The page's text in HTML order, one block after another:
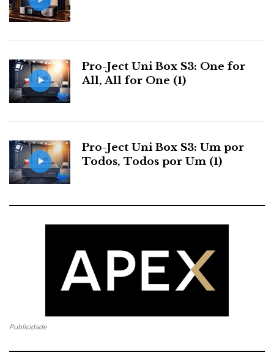
s
t
Pro-Ject Uni Box S3: One for
All, All for One (1)
Pro-Ject Uni Box S3: Um por
Todos, Todos por Um (1)
Publicidade